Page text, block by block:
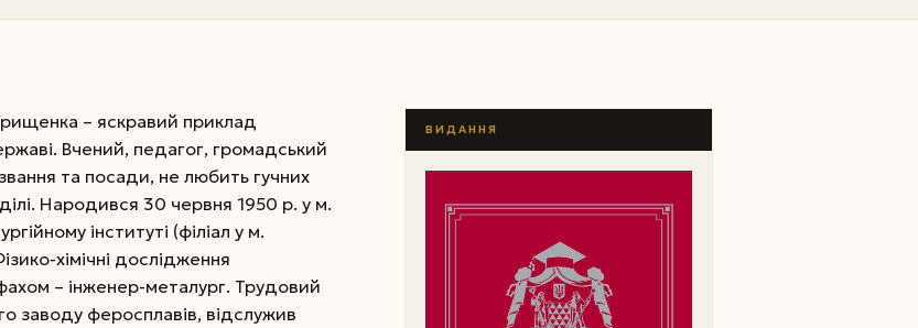
– яскравий приклад
Вчений, педагог, громадський
та посади, не любить гучних
Народився 30 червня 1950 р. у м.
інституті (філіал у м.
хімічні дослідження
– інженер-металург. Трудовий
заводу феросплавів, відслужив
ВИДАННЯ